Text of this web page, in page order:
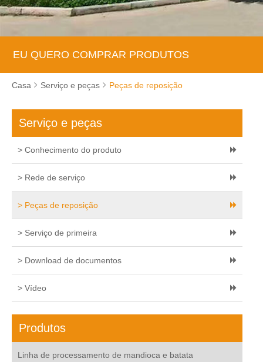
EU QUERO COMPRAR PRODUTOS
Casa Serviço e peças Peças de reposição
Serviço e peças
> Conhecimento do produto
> Rede de serviço
> Peças de reposição
> Serviço de primeira
> Download de documentos
> Vídeo
Produtos
Linha de processamento de mandioca e batata